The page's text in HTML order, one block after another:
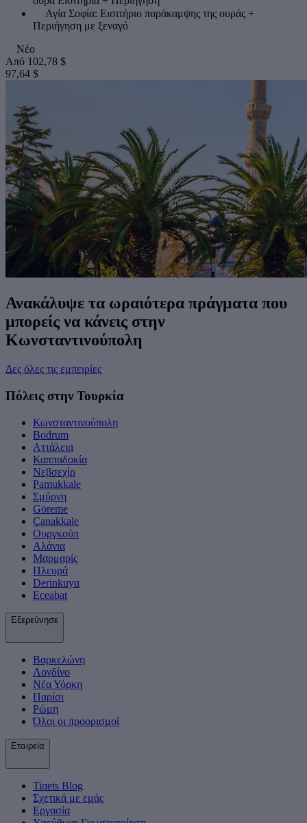
Αγία Σοφία: Εισιτήριο παράκαμψης της ουράς +
Περιήγηση με ξεναγό
Νέο
Από 102,78 $
97,64 $
Ανακάλυψε τα ωραιότερα πράγματα που
μπορείς να κάνεις στην
Κωνσταντινούπολη
Δες όλες τις εμπειρίες
Πόλεις στην Τουρκία
Κωνσταντινούπολη
Bodrum
Αττάλεια
Καππαδοκία
Νεβσεχίρ
Pamukkale
Σμύρνη
Göreme
Çanakkale
Ουργκούπ
Αλάνια
Μαρμαρίς
Πλευρά
Derinkuyu
Eceabat
Εξερεύνησε
Βαρκελώνη
Λονδίνο
Νέα Υόρκη
Παρίσι
Ρώμη
Όλοι οι προορισμοί
Εταιρεία
Tiqets Βlog
Σχετικά με εμάς
Εργασία